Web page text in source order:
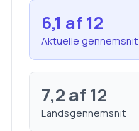
6,1 af 12
Aktuelle gennemsnit
7,2 af 12
Landsgennemsnit